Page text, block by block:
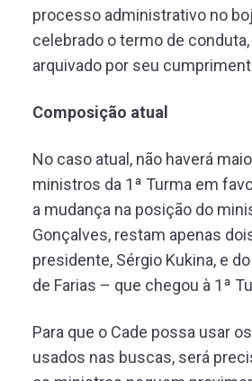
processo administrativo no
celebrado o termo de
arquivado por seu
Composição atual
No caso atual, não haverá
ministros da 1ª Turma em
a mudança na posição do
Gonçalves, restam apenas
presidente, Sérgio Kukina, e
de Farias – que chegou à 1ª
Para que o Cade possa usar
usados nas buscas, será